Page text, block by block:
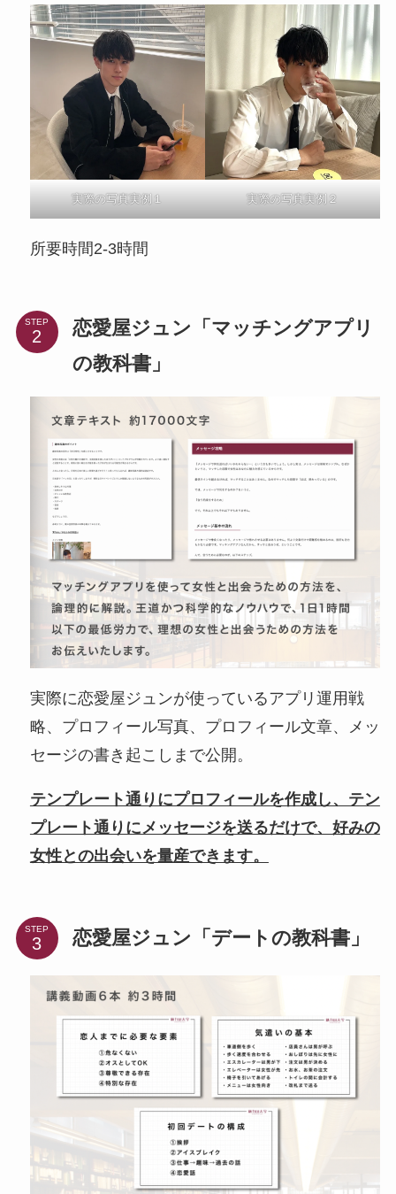
実際の写真実例１ 実際の写真実例２
所要時間2-3時間
STEP
恋愛屋ジュン「マッチングアプリ
の教科書」
実際に恋愛屋ジュンが使っているアプリ運用戦
略、プロフィール写真、プロフィール文章、メッ
セージの書き起こしまで公開。
テンプレート通りにプロフィールを作成し、テン
プレート通りにメッセージを送るだけで、好みの
女性との出会いを量産できます。
STEP 恋愛屋ジュン「デートの教科書」